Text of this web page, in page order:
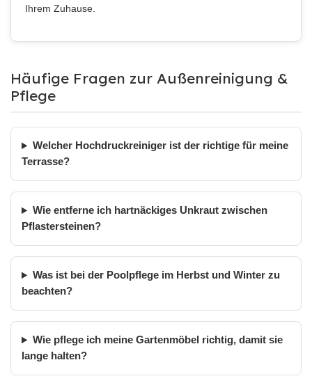
Ihrem Zuhause.
Häufige Fragen zur Außenreinigung &
Pflege
Welcher Hochdruckreiniger ist der richtige für meine
Terrasse?
Wie entferne ich hartnäckiges Unkraut zwischen
Pflastersteinen?
Was ist bei der Poolpflege im Herbst und Winter zu
beachten?
Wie pflege ich meine Gartenmöbel richtig, damit sie
lange halten?